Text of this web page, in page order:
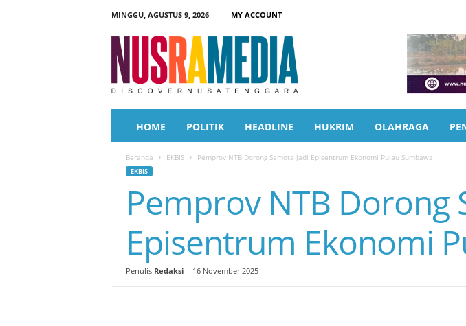
MINGGU, AGUSTUS 9, 2026
MY ACCOUNT
a
HOME POLITIK HEADLINE HUKRIM OLAHRAGA
Beranda EKBIS Pemprov NTB Dorong Samota Jadi Episentrum Ekonomi Pulau Sumbawa
EKBIS
Pemprov NTB Dorong
Episentrum Ekonomi
Penulis Redaksi- 16 November 2025